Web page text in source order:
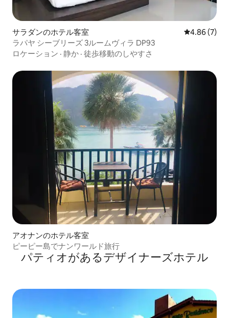
サラダンのホテル客室 レビュー7
4.86 (7)
ラパヤ シーブリーズ 3ルームヴィラ DP93
ロケーション · 静か · 徒歩移動のしやすさ
アオナンのホテル客室
ピーピー島でナンワールド旅行
パティオがあるデ⁠ザ⁠イ⁠ナ⁠ー⁠ズホ⁠テ⁠ル